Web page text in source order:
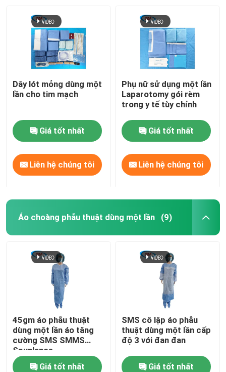
Dây lót mỏng dùng một
lần cho tim mạch
Giá tốt nhất
Liên hệ chúng tôi
Phụ nữ sử dụng một lần
Laparotomy gói rèm
trong y tế tùy chỉnh
Giá tốt nhất
Liên hệ chúng tôi
Áo choàng phẫu thuật dùng một lần (9)
45gm áo phẫu thuật
dùng một lần áo tăng
cường SMS SMMS
Spunlance
Giá tốt nhất
SMS cô lập áo phẫu
thuật dùng một lần cấp
độ 3 với đan đan
Giá tốt nhất